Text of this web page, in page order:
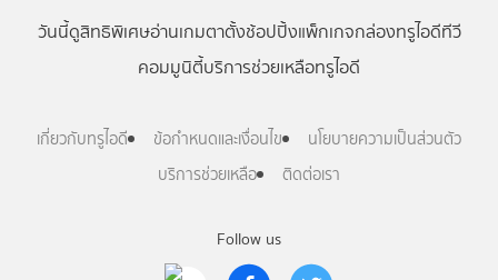
Follow us
วันนี้ดูสิทธิพิเศษอ่านเกมตาตั้งช้อปปิ้งแพ็กเกจกล่องทรูไอดีทีวี
คอมมูนิตี้บริการช่วยเหลือทรูไอดี
เกี่ยวกับทรูไอดี ข้อกำหนดและเงื่อนไข
นโยบายความเป็นส่วนตัว
บริการช่วยเหลือ
ติดต่อเรา